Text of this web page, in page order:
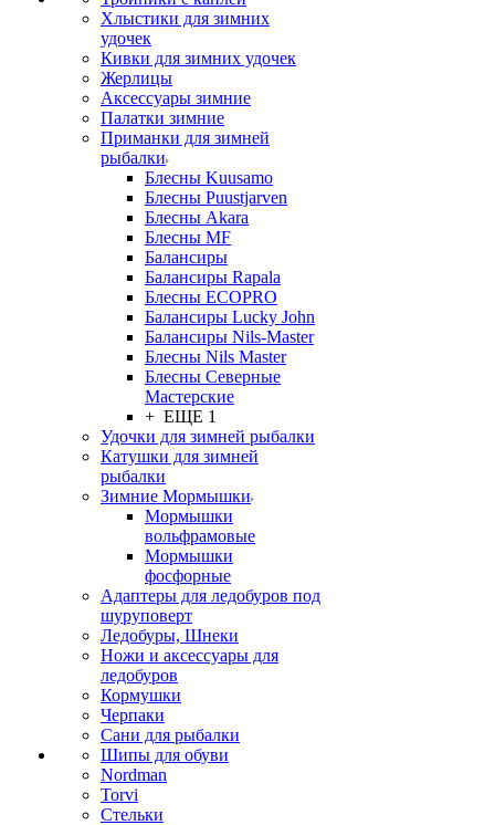
Хлыстики для зимних
удочек
Кивки для зимних удочек
Жерлицы
Аксессуары зимние
Палатки зимние
Приманки для зимней
рыбалки
Блесны Kuusamo
Блесны Puustjarven
Блесны Akara
Блесны MF
Балансиры
Балансиры Rapala
Блесны ECOPRO
Балансиры Lucky John
Балансиры Nils-Master
Блесны Nils Master
Блесны Северные
Мастерские
+ ЕЩЕ 1
Удочки для зимней рыбалки
Катушки для зимней
рыбалки
Зимние Мормышки
Мормышки
вольфрамовые
Мормышки
фосфорные
Адаптеры для ледобуров под
шуруповерт
Ледобуры, Шнеки
Ножи и аксессуары для
ледобуров
Кормушки
Черпаки
Сани для рыбалки
Шипы для обуви
Nordman
Torvi
Стельки